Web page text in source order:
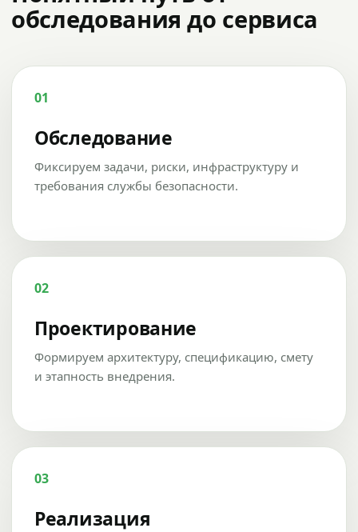
обследования до сервиса
01
Обследование
Фиксируем задачи, риски, инфраструктуру и
требования службы безопасности.
02
Проектирование
Формируем архитектуру, спецификацию, смету
и этапность внедрения.
03
Реализация